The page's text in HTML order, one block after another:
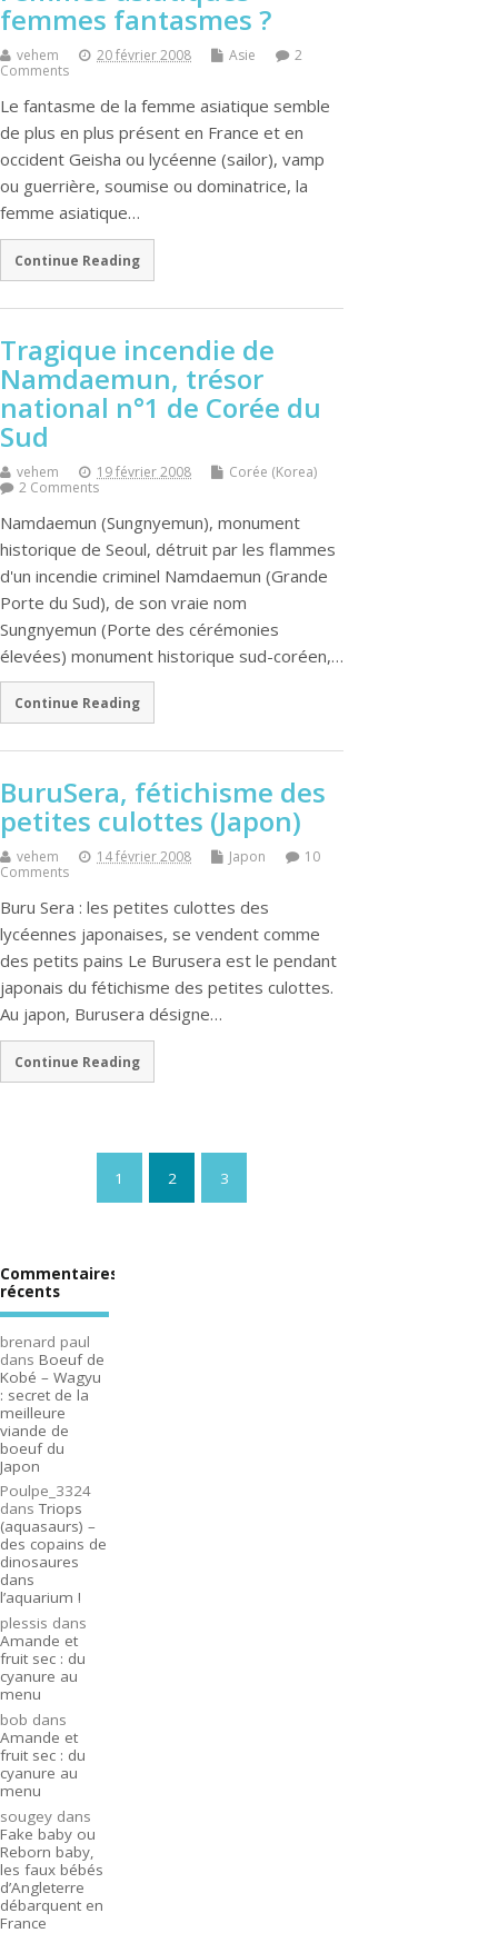
femmes fantasmes ?
vehem 20 février 2008 Asie
2
Comments
Le fantasme de la femme asiatique semble
de plus en plus présent en France et en
occident Geisha ou lycéenne (sailor), vamp
ou guerrière, soumise ou dominatrice, la
femme asiatique…
Continue Reading
Tragique incendie de
Namdaemun, trésor
national n°1 de Corée du
Sud
vehem 19 février 2008
Corée (Korea)
2 Comments
Namdaemun (Sungnyemun), monument
historique de Seoul, détruit par les flammes
d'un incendie criminel Namdaemun (Grande
Porte du Sud), de son vraie nom
Sungnyemun (Porte des cérémonies
élevées) monument historique sud-coréen,…
Continue Reading
BuruSera, fétichisme des
petites culottes (Japon)
vehem 14 février 2008 Japon
10
Comments
Buru Sera : les petites culottes des
lycéennes japonaises, se vendent comme
des petits pains Le Burusera est le pendant
japonais du fétichisme des petites culottes.
Au japon, Burusera désigne…
Continue Reading
1 2 3
Commentaires
récents
brenard paul
dans Boeuf de
Kobé – Wagyu
: secret de la
meilleure
viande de
boeuf du
Japon
Poulpe_3324
dansTriops
(aquasaurs) –
des copains de
dinosaures
dans
l’aquarium !
plessis dans
Amande et
fruit sec : du
cyanure au
menu
bob dans
Amande et
fruit sec : du
cyanure au
menu
sougey dans
Fake baby ou
Reborn baby,
les faux bébés
d’Angleterre
débarquent en
France